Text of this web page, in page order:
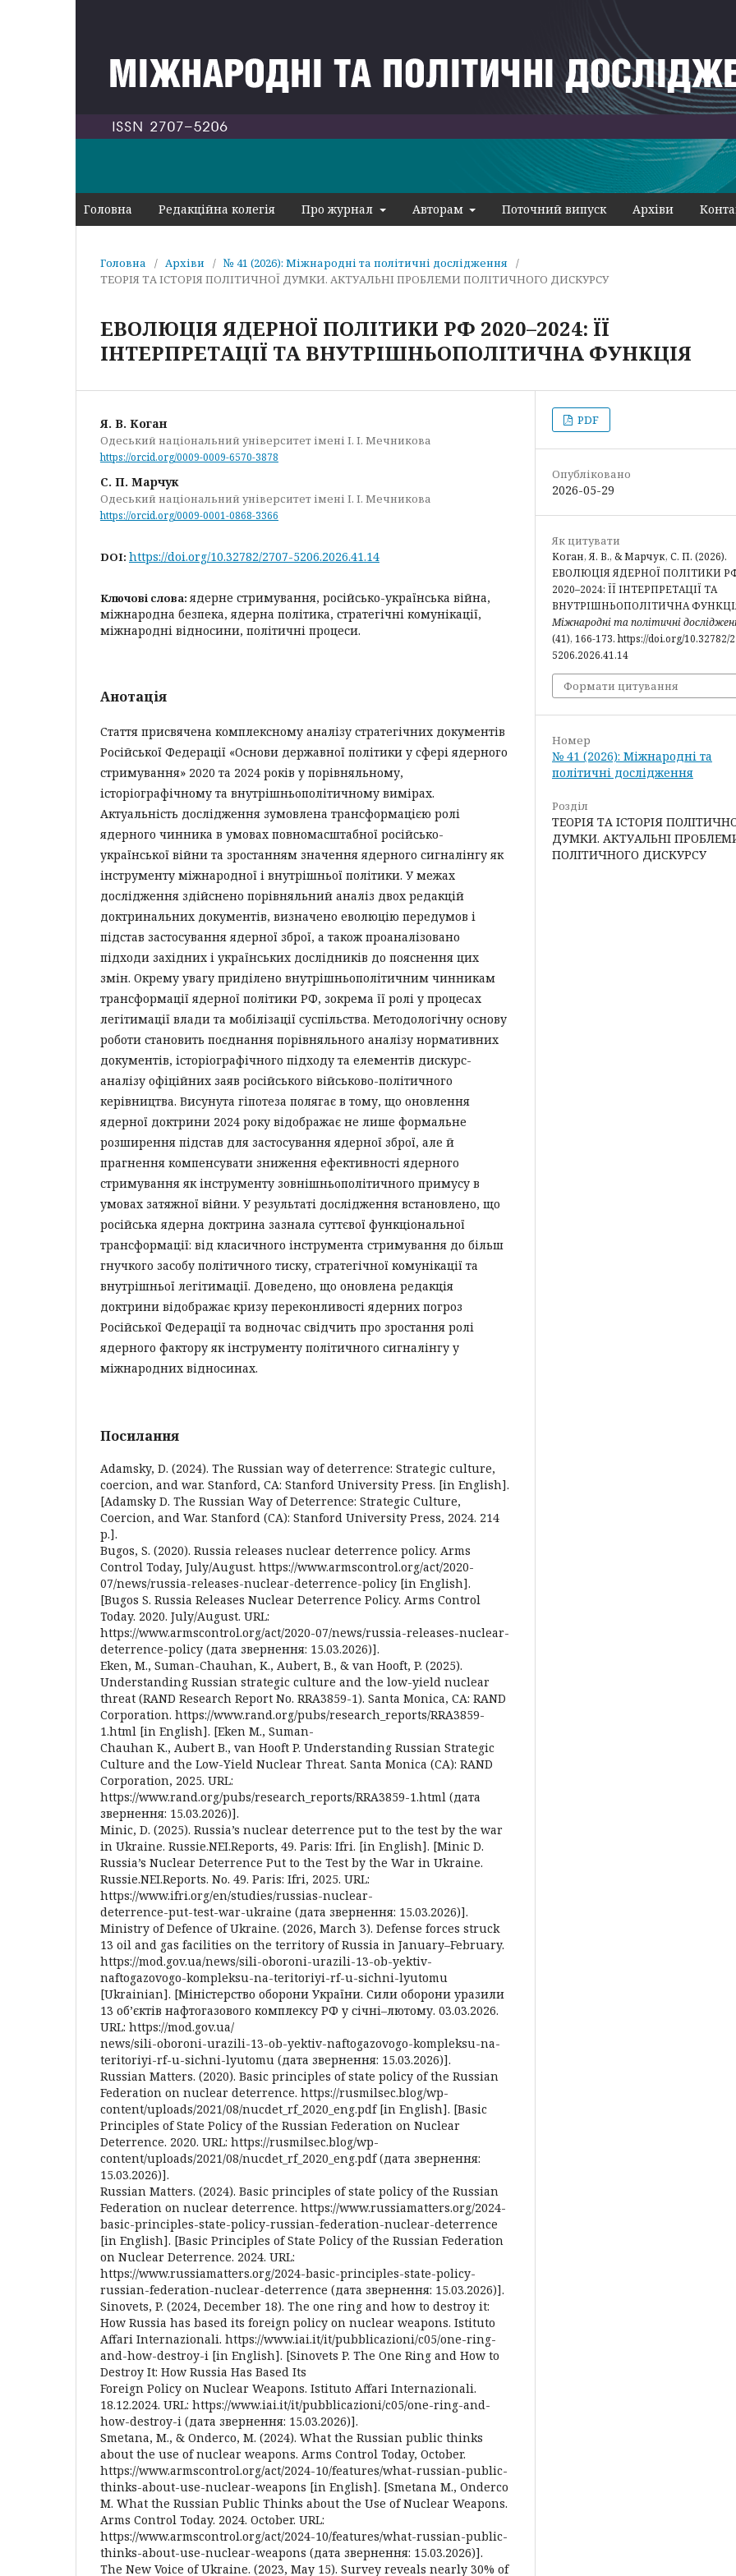
Головна Редакційна колегія Про журнал Авторам Поточний випуск Архіви
Головна / Архіви / № 41 (2026): Міжнародні та політичні дослідження
/
ТЕОРІЯ ТА ІСТОРІЯ ПОЛІТИЧНОЇ ДУМКИ. АКТУАЛЬНІ ПРОБЛЕМИ ПОЛІТИЧНОГО ДИСКУРСУ
ЕВОЛЮЦІЯ ЯДЕРНОЇ ПОЛІТИКИ РФ 2020–2024: ЇЇ
ІНТЕРПРЕТАЦІЇ ТА ВНУТРІШНЬОПОЛІТИЧНА ФУНКЦІЯ
Я. В. Коган
Одеський національний університет імені І. І. Мечникова
https://orcid.org/0009-0009-6570-3878
С. П. Марчук
Одеський національний університет імені І. І. Мечникова
https://orcid.org/0009-0001-0868-3366
DOI: https://doi.org/10.32782/2707-5206.2026.41.14
Ключові слова: ядерне стримування, російсько-українська війна,
міжнародна безпека, ядерна політика, стратегічні комунікації,
міжнародні відносини, політичні процеси.
Анотація
Стаття присвячена комплексному аналізу стратегічних документів
Російської Федерації «Основи державної політики у сфері ядерного
стримування» 2020 та 2024 років у порівняльному,
історіографічному та внутрішньополітичному вимірах.
Актуальність дослідження зумовлена трансформацією ролі
ядерного чинника в умовах повномасштабної російсько-
української війни та зростанням значення ядерного сигналінгу як
інструменту міжнародної і внутрішньої політики. У межах
дослідження здійснено порівняльний аналіз двох редакцій
доктринальних документів, визначено еволюцію передумов і
підстав застосування ядерної зброї, а також проаналізовано
підходи західних і українських дослідників до пояснення цих
змін. Окрему увагу приділено внутрішньополітичним чинникам
трансформації ядерної політики РФ, зокрема її ролі у процесах
легітимації влади та мобілізації суспільства. Методологічну основу
роботи становить поєднання порівняльного аналізу нормативних
документів, історіографічного підходу та елементів дискурс-
аналізу офіційних заяв російського військово-політичного
керівництва. Висунута гіпотеза полягає в тому, що оновлення
ядерної доктрини 2024 року відображає не лише формальне
розширення підстав для застосування ядерної зброї, але й
прагнення компенсувати зниження ефективності ядерного
стримування як інструменту зовнішньополітичного примусу в
умовах затяжної війни. У результаті дослідження встановлено, що
російська ядерна доктрина зазнала суттєвої функціональної
трансформації: від класичного інструмента стримування до більш
гнучкого засобу політичного тиску, стратегічної комунікації та
внутрішньої легітимації. Доведено, що оновлена редакція
доктрини відображає кризу переконливості ядерних погроз
Російської Федерації та водночас свідчить про зростання ролі
ядерного фактору як інструменту політичного сигналінгу у
міжнародних відносинах.
Посилання
Adamsky, D. (2024). The Russian way of deterrence: Strategic culture,
coercion, and war. Stanford, CA: Stanford University Press. [in English].
[Adamsky D. The Russian Way of Deterrence: Strategic Culture,
Coercion, and War. Stanford (CA): Stanford University Press, 2024. 214
p.].
Bugos, S. (2020). Russia releases nuclear deterrence policy. Arms
Control Today, July/August. https://www.armscontrol.org/act/2020-
07/news/russia-releases-nuclear-deterrence-policy [in English].
[Bugos S. Russia Releases Nuclear Deterrence Policy. Arms Control
Today. 2020. July/August. URL:
https://www.armscontrol.org/act/2020-07/news/russia-releases-nuclear-
deterrence-policy (дата звернення: 15.03.2026)].
Eken, M., Suman-Chauhan, K., Aubert, B., & van Hooft, P. (2025).
Understanding Russian strategic culture and the low-yield nuclear
threat (RAND Research Report No. RRA3859-1). Santa Monica, CA: RAND
Corporation. https://www.rand.org/pubs/research_reports/RRA3859-
1.html [in English]. [Eken M., Suman-
Chauhan K., Aubert B., van Hooft P. Understanding Russian Strategic
Culture and the Low-Yield Nuclear Threat. Santa Monica (CA): RAND
Corporation, 2025. URL:
https://www.rand.org/pubs/research_reports/RRA3859-1.html (дата
звернення: 15.03.2026)].
Minic, D. (2025). Russia’s nuclear deterrence put to the test by the war
in Ukraine. Russie.NEI.Reports, 49. Paris: Ifri. [in English]. [Minic D.
Russia’s Nuclear Deterrence Put to the Test by the War in Ukraine.
Russie.NEI.Reports. No. 49. Paris: Ifri, 2025. URL:
https://www.ifri.org/en/studies/russias-nuclear-
deterrence-put-test-war-ukraine (дата звернення: 15.03.2026)].
Ministry of Defence of Ukraine. (2026, March 3). Defense forces struck
13 oil and gas facilities on the territory of Russia in January–February.
https://mod.gov.ua/news/sili-oboroni-urazili-13-ob-yektiv-
naftogazovogo-kompleksu-na-teritoriyi-rf-u-sichni-lyutomu
[Ukrainian]. [Міністерство оборони України. Сили оборони уразили
13 об’єктів нафтогазового комплексу РФ у січні–лютому. 03.03.2026.
URL: https://mod.gov.ua/
news/sili-oboroni-urazili-13-ob-yektiv-naftogazovogo-kompleksu-na-
teritoriyi-rf-u-sichni-lyutomu (дата звернення: 15.03.2026)].
Russian Matters. (2020). Basic principles of state policy of the Russian
Federation on nuclear deterrence. https://rusmilsec.blog/wp-
content/uploads/2021/08/nucdet_rf_2020_eng.pdf [in English]. [Basic
Principles of State Policy of the Russian Federation on Nuclear
Deterrence. 2020. URL: https://rusmilsec.blog/wp-
content/uploads/2021/08/nucdet_rf_2020_eng.pdf (дата звернення:
15.03.2026)].
Russian Matters. (2024). Basic principles of state policy of the Russian
Federation on nuclear deterrence. https://www.russiamatters.org/2024-
basic-principles-state-policy-russian-federation-nuclear-deterrence
[in English]. [Basic Principles of State Policy of the Russian Federation
on Nuclear Deterrence. 2024. URL:
https://www.russiamatters.org/2024-basic-principles-state-policy-
russian-federation-nuclear-deterrence (дата звернення: 15.03.2026)].
Sinovets, P. (2024, December 18). The one ring and how to destroy it:
How Russia has based its foreign policy on nuclear weapons. Istituto
Affari Internazionali. https://www.iai.it/it/pubblicazioni/c05/one-ring-
and-how-destroy-i [in English]. [Sinovets P. The One Ring and How to
Destroy It: How Russia Has Based Its
Foreign Policy on Nuclear Weapons. Istituto Affari Internazionali.
18.12.2024. URL: https://www.iai.it/it/pubblicazioni/c05/one-ring-and-
how-destroy-i (дата звернення: 15.03.2026)].
Smetana, M., & Onderco, M. (2024). What the Russian public thinks
about the use of nuclear weapons. Arms Control Today, October.
https://www.armscontrol.org/act/2024-10/features/what-russian-public-
thinks-about-use-nuclear-weapons [in English]. [Smetana M., Onderco
M. What the Russian Public Thinks about the Use of Nuclear Weapons.
Arms Control Today. 2024. October. URL:
https://www.armscontrol.org/act/2024-10/features/what-russian-public-
thinks-about-use-nuclear-weapons (дата звернення: 15.03.2026)].
The New Voice of Ukraine. (2023, May 15). Survey reveals nearly 30% of
PDF
Опубліковано
2026-05-29
Як цитувати
Коган, Я. В., & Марчук, С. П. (2026).
ЕВОЛЮЦІЯ ЯДЕРНОЇ ПОЛІТИКИ
2020–2024: ЇЇ ІНТЕРПРЕТАЦІЇ ТА
ВНУТРІШНЬОПОЛІТИЧНА
Міжнародні та політичні
(41), 166-173. https://doi.org/10.32782/
5206.2026.41.14
Формати цитування
Номер
№ 41 (2026): Міжнародні та
політичні дослідження
Розділ
ТЕОРІЯ ТА ІСТОРІЯ
ДУМКИ. АКТУАЛЬНІ
ПОЛІТИЧНОГО ДИСКУРСУ